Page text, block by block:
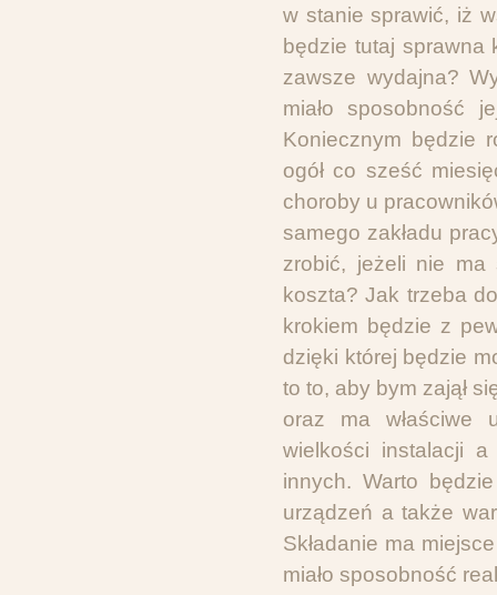
w stanie sprawić, iż
będzie tutaj sprawna
zawsze wydajna?
miało sposobność
Koniecznym będzie
ogół co sześć
choroby u
samego zakładu
zrobić, jeżeli nie ma
koszta? Jak trzeba
krokiem będzie z
dzięki której będzie
to to, aby bym zajął
oraz ma właściwe
wielkości instalacji
innych. Warto
urządzeń a także
Składanie ma
miało sposobność